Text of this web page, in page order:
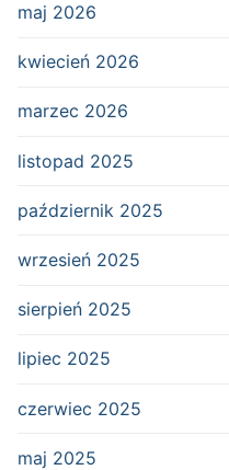
maj 2026
kwiecień 2026
marzec 2026
listopad 2025
październik 2025
wrzesień 2025
sierpień 2025
lipiec 2025
czerwiec 2025
maj 2025